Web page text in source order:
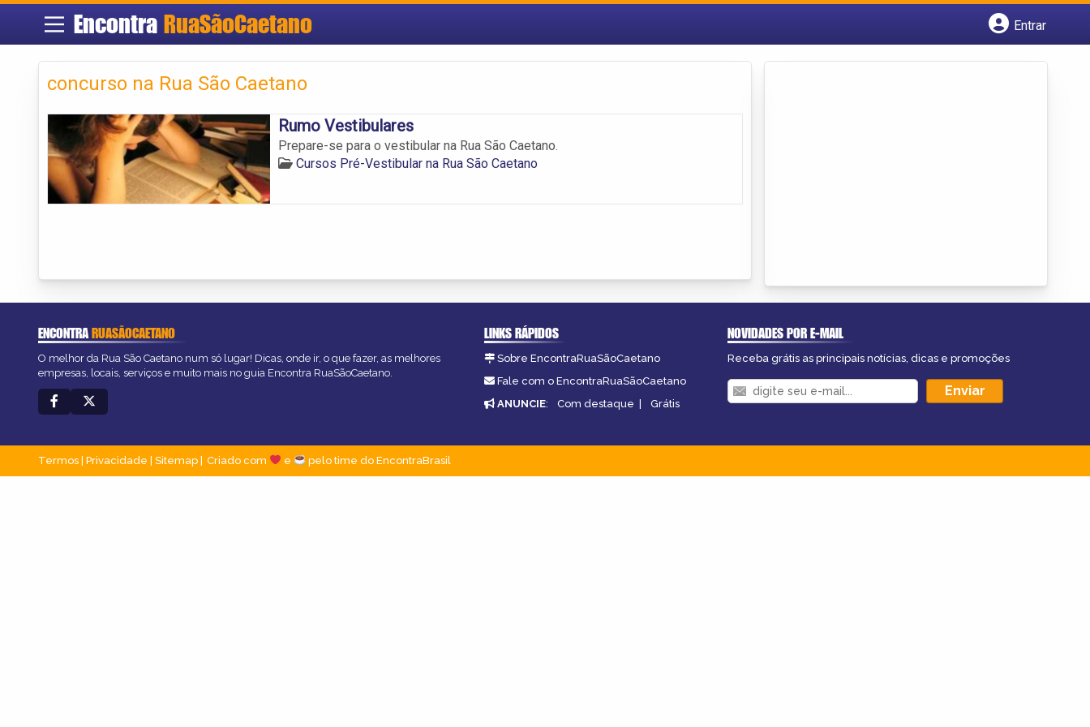
Encontra RuaSãoCaetano
Entrar
concurso na Rua São Caetano
Rumo Vestibulares
Prepare-se para o vestibular na Rua São Caetano.
Cursos Pré-Vestibular na Rua São Caetano
ENCONTRARUASÃOCAETANO
O melhor da Rua São Caetano num só lugar! Dicas, onde ir, o que fazer, as melhores
empresas, locais, serviços e muito mais no guia Encontra RuaSãoCaetano.
LINKS RÁPIDOS
Sobre EncontraRuaSãoCaetano
Fale com o EncontraRuaSãoCaetano
ANUNCIE: Com destaque | Grátis
NOVIDADES POR E-MAIL
Receba grátis as principais notícias, dicas e promoções
Termos Privacidade Sitemap Criado com e pelo time do EncontraBrasil